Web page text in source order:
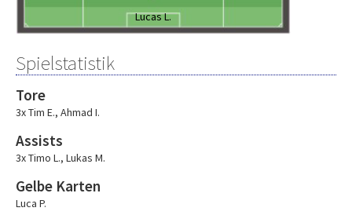
Lucas L.
Spielstatistik
Tore
3x Tim E., Ahmad I.
Assists
3x Timo L., Lukas M.
Gelbe Karten
Luca P.